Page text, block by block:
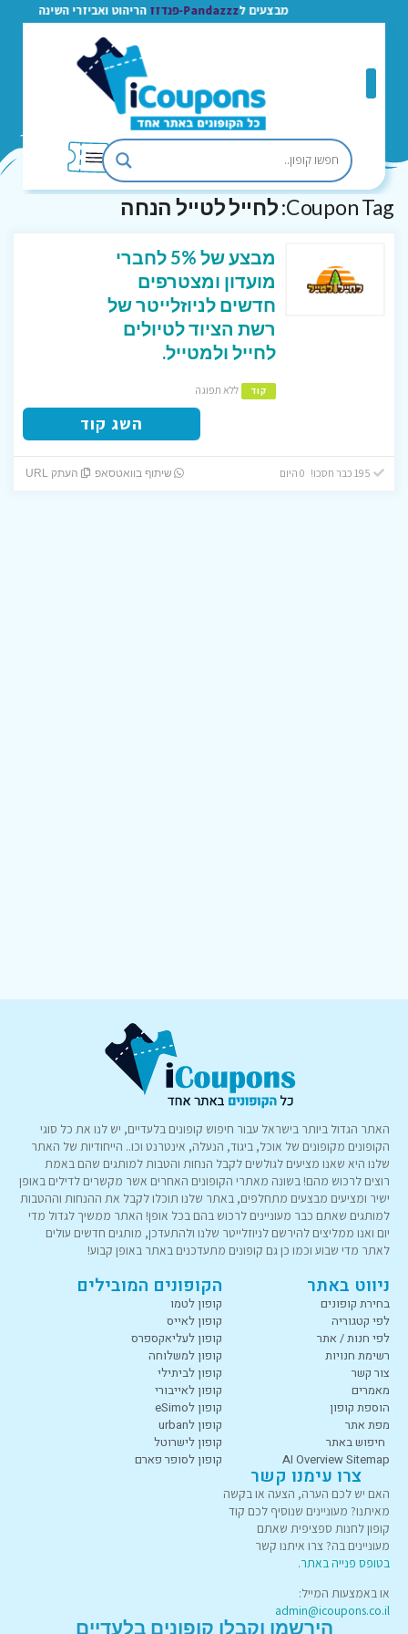
מבצעים ל Pandazzz-פנדזז הריהוט ואביזרי השינה
Coupon Tag: לחייל לטייל הנחה
מבצע של 5% לחברי
מועדון ומצטרפים
חדשים לניוזלייטר של
רשת הציוד לטיולים
לחייל ולמטייל.
קוד ללא תפוגה
השג קוד
שיתוף בוואטסאפ העתק URL
האתר הגדול ביותר בישראל עבור חיפוש קופונים בלעדיים, יש לנו את כל סוגי
הקופונים מקופונים של אוכל, ביגוד, הנעלה, אינטרנט וכו.. הייחודיות של האתר
שלנו היא שאנו מציעים לגולשים לקבל הנחות והטבות למותגים שהם באמת
רוצים לרכוש מהם! בשונה מאתרי הקופונים האחרים אשר מקשרים לדילים באופן
ישיר ומציעים מבצעים מתחלפים, באתר שלנו תוכלו לקבל את ההנחות וההטבות
למותגים שאתם כבר מעוניינים לרכוש בהם בכל אופן! האתר ממשיך לגדול מדי
יום ואנו ממליצים להירשם לניוזלייטר שלנו ולהתעדכן, מותגים חדשים עולים
לאתר מדי שבוע וכמו כן גם קופונים מתעדכנים באתר באופן קבוע!
ניווט באתר
בחירת קופונים
לפי קטגוריה
לפי חנות / אתר
רשימת חנויות
צור קשר
מאמרים
הוספת קופון
מפת אתר
חיפוש באתר
AI Overview Sitemap
הקופונים המובילים
קופון לטמו
קופון לאייס
קופון לעליאקספרס
קופון למשלוחה
קופון לביתילי
קופון לאייבורי
קופון לeSimo
קופון לurban
קופון לישרוטל
קופון לסופר פארם
צרו עימנו קשר
האם יש לכם הערה, הצעה או בקשה
מאיתנו? מעוניינים שנוסיף לכם קוד
קופון לחנות ספציפית שאתם
מעוניינים בה? צרו איתנו קשר
בטופס פנייה באתר.
או באמצעות המייל:
admin@icoupons.co.il
הירשמו וקבלו קופונים בלעדיים